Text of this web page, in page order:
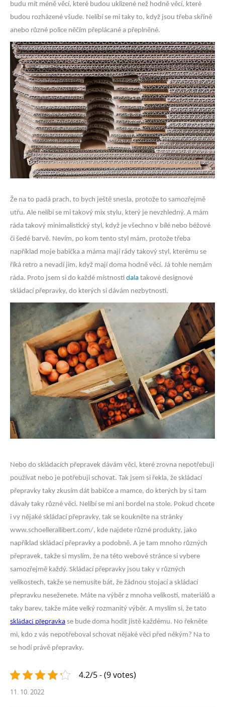
budu mít méně věcí, které budou uklizené než hodně věcí, které
budou rozházené všude. Nelíbí se mi taky to, když jsou třeba skříně
anebo různé police něčím přeplácané a přeplněné.
Že na to padá prach, to bych ještě snesla, protože to samozřejmě
utřu. Ale nelíbí se mi takový mix stylu, který je nevzhledný. A mám
ráda takový minimalistický styl, když je všechno v bílé nebo béžové
či šedé barvě. Nevím, po kom tento styl mám, protože třeba
například moje babička a máma mají rády takový styl, kterému se
říká retro a nevadí jim, když mají doma hodně věcí. Já tohle nemám
ráda. Proto jsem si do každé místnosti dala takové designové
skládací přepravky, do kterých si dávám nezbytnosti.
Nebo do skládacích přepravek dávám věci, které zrovna nepotřebuji
používat nebo je potřebuji schovat. Tak jsem si řekla, že skládací
přepravky taky zkusím dát babičce a mamce, do kterých by si tam
dávaly taky různé věci. Nelíbí se mi ani bordel na stole. Pokud chcete
i vy nějaké skládací přepravky, tak se koukněte na stránky
www.schoellerallibert.com/, kde najdete různé produkty, jako
například skládací přepravky a podobně. A je tam mnoho různých
přepravek, takže si myslím, že na této webové stránce si vybere
samozřejmě každý. Skládací přepravky jsou taky v různých
velikostech, takže se nemusíte bát, že žádnou stojací a skládací
přepravku neseženete. Máte na výběr z mnoha velikostí, materiálů a
taky barev, takže máte velký rozmanitý výběr. A myslím si, že tato
skládací přepravka se bude doma hodit jistě každému. No řekněte
mi, kdo z vás nepotřeboval schovat nějaké věci před někým? Na to
se hodí právě přepravky.
4.2/5 - (9 votes)
11. 10. 2022